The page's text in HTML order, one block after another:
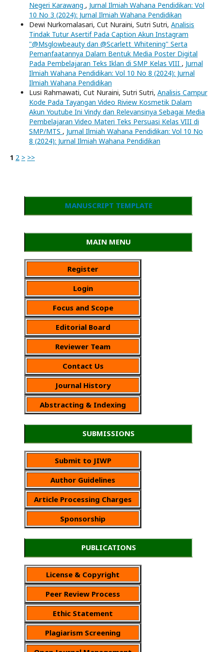
Negeri Karawang , Jurnal Ilmiah Wahana Pendidikan: Vol
10 No 3 (2024): Jurnal Ilmiah Wahana Pendidikan
Dewi Nurkomalasari, Cut Nuraini, Sutri Sutri, Analisis
Tindak Tutur Asertif Pada Caption Akun Instagram
"@Msglowbeauty dan @Scarlett_Whitening" Serta
Pemanfaatannya Dalam Bentuk Media Poster Digital
Pada Pembelajaran Teks Iklan di SMP Kelas VIII , Jurnal
Ilmiah Wahana Pendidikan: Vol 10 No 8 (2024): Jurnal
Ilmiah Wahana Pendidikan
Lusi Rahmawati, Cut Nuraini, Sutri Sutri, Analisis Campur
Kode Pada Tayangan Video Riview Kosmetik Dalam
Akun Youtube Ini Vindy dan Relevansinya Sebagai Media
Pembelajaran Video Materi Teks Persuasi Kelas VIII di
SMP/MTS , Jurnal Ilmiah Wahana Pendidikan: Vol 10 No
8 (2024): Jurnal Ilmiah Wahana Pendidikan
1 2 > >>
MANUSCRIPT TEMPLATE
MAIN MENU
Register
Login
Focus and Scope
Editorial Board
Reviewer Team
Contact Us
Journal History
Abstracting & Indexing
SUBMISSIONS
Submit to JIWP
Author Guidelines
Article Processing Charges
Sponsorship
PUBLICATIONS
License & Copyright
Peer Review Process
Ethic Statement
Plagiarism Screening